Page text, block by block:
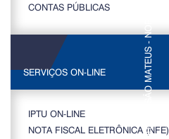
CONTAS PÚBLICAS
SERVIÇOS ON-LINE
IPTU ON-LINE
NOTA FISCAL ELETRÔNICA (NFE)